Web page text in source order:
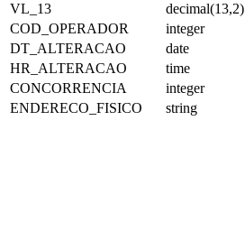
VL_13
decimal(13,2)
COD_OPERADOR
integer
DT_ALTERACAO
date
HR_ALTERACAO
time
CONCORRENCIA
integer
ENDERECO_FISICO
string